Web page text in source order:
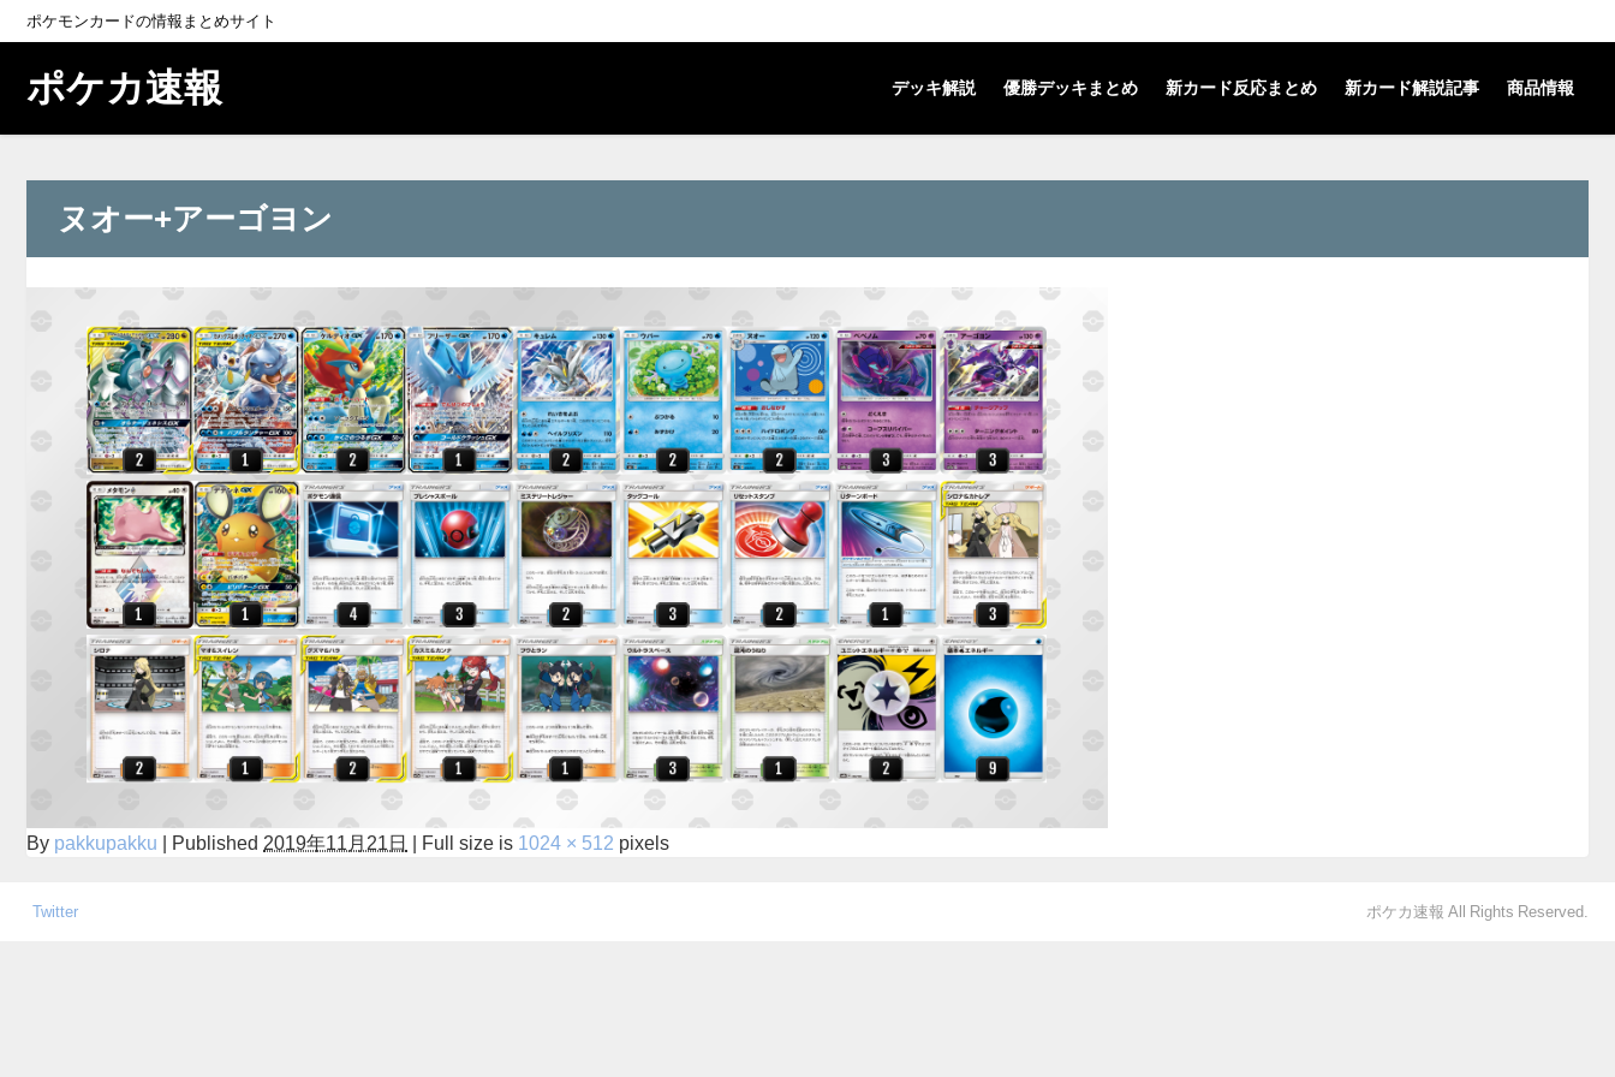
ポケモンカードの情報まとめサイト
ポケカ速報 デッキ解説 優勝デッキまとめ 新カード反応まとめ 新カード解説記事 商品情報
ヌオー+アーゴヨン
By pakkupakku Published 2019年11月21日 Full size is 1024 × 512 pixels
Twitter ポケカ速報 All Rights Reserved.